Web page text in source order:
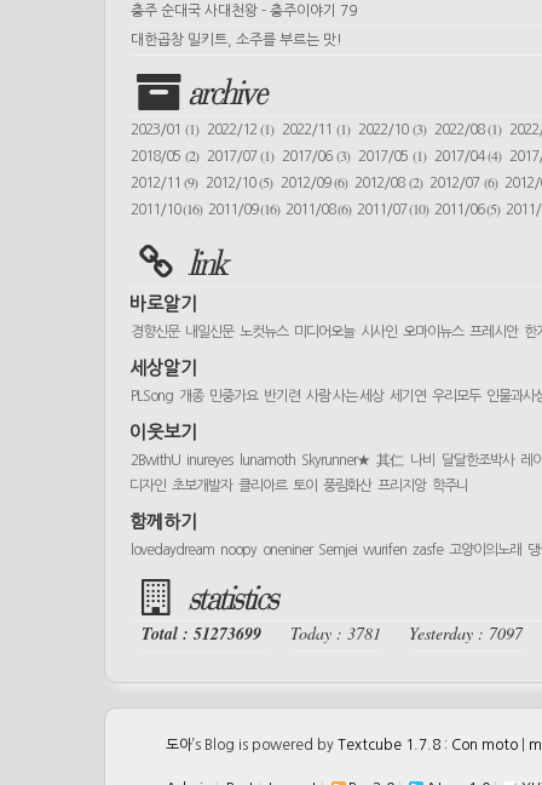
충주 순대국 사대천왕 - 충주이야기 79
대한곱창 밀키트, 소주를 부르는 맛!
archive
2023/01 (1) 2022/12(1) 2022/11(1) 2022/10 (3) 2022/08(1)
2018/05 (2) 2017/07(1) 2017/06(3) 2017/05 (1) 2017/04(4)
2012/11(9) 2012/10(5) 2012/09(6) 2012/08 (2) 2012/07 (6)
2011/10(16) 2011/09(16) 2011/08(6) 2011/07(10) 2011/06(5)
link
바로알기
경향신문 내일신문 노컷뉴스 미디어오늘 시사인 오마이뉴스 프레시안 한
세상알기
PLSong 개종 민중가요 반기련 사람 사는 세상 세기연 우리모두 인물과사
이웃보기
2BwithU inureyes lunamoth Skyrunner★ 其仁 나비 달달한조박사 레
디자인 초보개발자 클리아르 토이 풍림화산 프리지앙 학주니
함께하기
lovedaydream noopy oneniner Semjei wurifen zasfe 고양이의노래
statistics
Total : 51273699 Today : 3781 Yesterday : 7097
도아’s Blog is powered by Textcube 1.7.8 : Con moto